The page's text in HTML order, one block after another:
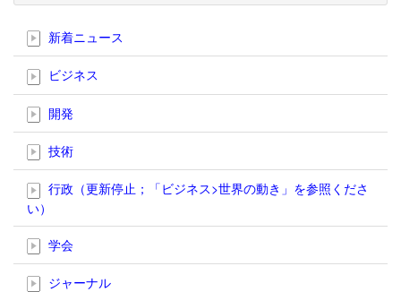
新着ニュース
ビジネス
開発
技術
行政（更新停止；「ビジネス>世界の動き」を参照くださ
い）
学会
ジャーナル